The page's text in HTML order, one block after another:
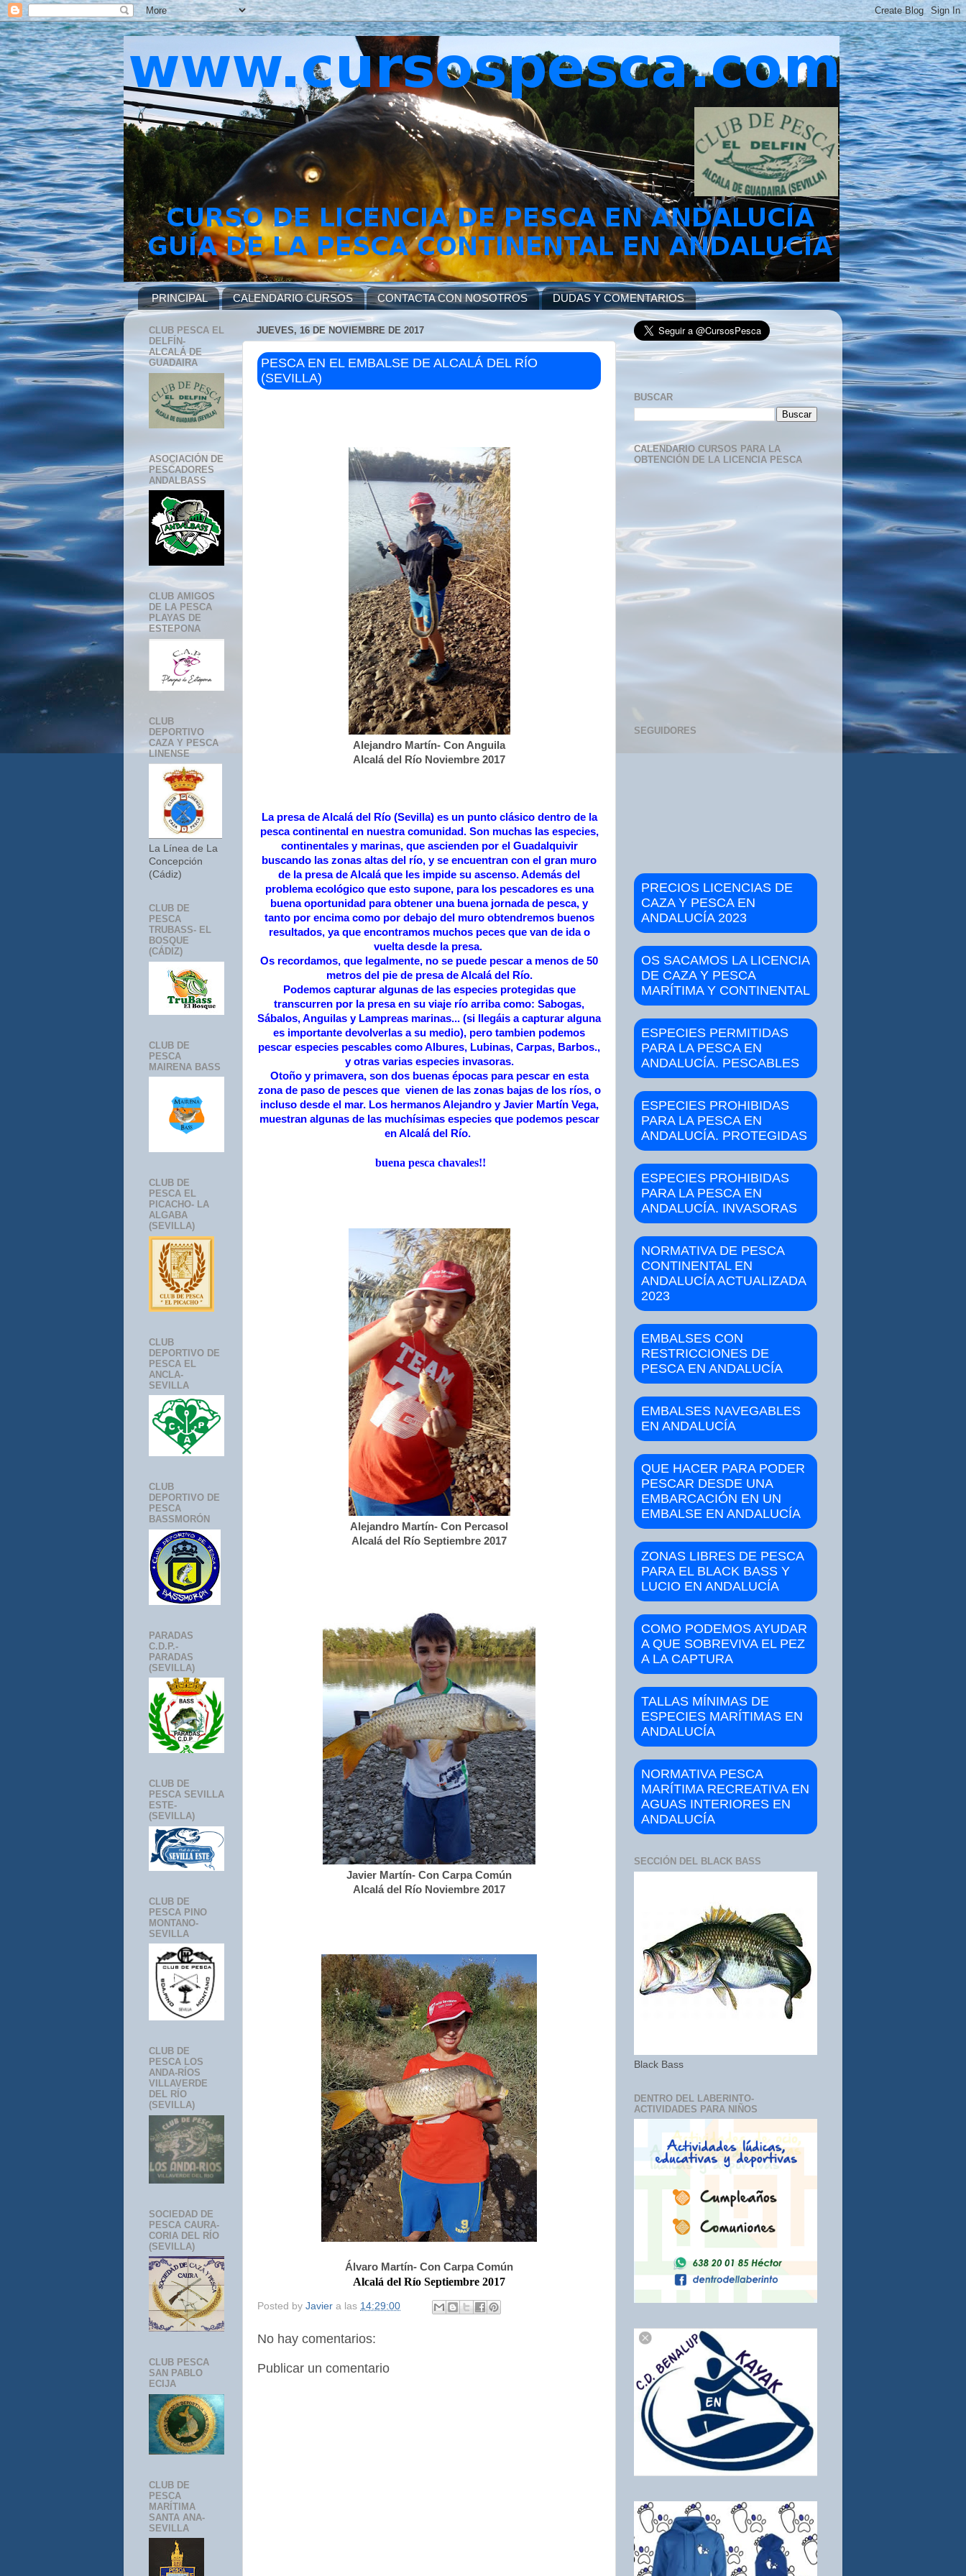
PRINCIPAL CALENDARIO CURSOS CONTACTA CON NOSOTROS DUDAS Y COMENTARIOS
JUEVES, 16 DE NOVIEMBRE DE 2017
PESCA EN EL EMBALSE DE ALCALÁ DEL RÍO
(SEVILLA)
Alejandro Martín- Con Anguila
Alcalá del Río Noviembre 2017
La presa de Alcalá del Río (Sevilla) es un punto clásico dentro de la
pesca continental en nuestra comunidad. Son muchas las especies,
continentales y marinas, que ascienden por el Guadalquivir
buscando las zonas altas del río, y se encuentran con el gran muro
de la presa de Alcalá que les impide su ascenso. Además del
problema ecológico que esto supone, para los pescadores es una
buena oportunidad para obtener una buena jornada de pesca, y
tanto por encima como por debajo del muro obtendremos buenos
resultados, ya que encontramos muchos peces que van de ida o
vuelta desde la presa.
Os recordamos, que legalmente, no se puede pescar a menos de 50
metros del pie de presa de Alcalá del Río.
Podemos capturar algunas de las especies protegidas que
transcurren por la presa en su viaje río arriba como: Sabogas,
Sábalos, Anguilas y Lampreas marinas... (si llegáis a capturar alguna
es importante devolverlas a su medio), pero tambien podemos
pescar especies pescables como Albures, Lubinas, Carpas, Barbos.,
y otras varias especies invasoras.
Otoño y primavera, son dos buenas épocas para pescar en esta
zona de paso de pesces que vienen de las zonas bajas de los ríos, o
incluso desde el mar. Los hermanos Alejandro y Javier Martín Vega,
muestran algunas de las muchísimas especies que podemos pescar
en Alcalá del Río.
buena pesca chavales!!
Alejandro Martín- Con Percasol
Alcalá del Río Septiembre 2017
Javier Martín- Con Carpa Común
Alcalá del Río Noviembre 2017
Álvaro Martín- Con Carpa Común
Alcalá del Río Septiembre 2017
Posted by Javier a las 14:29:00
No hay comentarios:
Publicar un comentario
CLUB PESCA EL
DELFÍN-
ALCALÁ DE
GUADAIRA
ASOCIACIÓN DE
PESCADORES
ANDALBASS
CLUB AMIGOS
DE LA PESCA
PLAYAS DE
ESTEPONA
CLUB
DEPORTIVO
CAZA Y PESCA
LINENSE
La Línea de La
Concepción
(Cádiz)
CLUB DE
PESCA
TRUBASS- EL
BOSQUE
(CÁDIZ)
CLUB DE
PESCA
MAIRENA BASS
CLUB DE
PESCA EL
PICACHO- LA
ALGABA
(SEVILLA)
CLUB
DEPORTIVO DE
PESCA EL
ANCLA-
SEVILLA
CLUB
DEPORTIVO DE
PESCA
BASSMORÓN
PARADAS
C.D.P.-
PARADAS
(SEVILLA)
CLUB DE
PESCA SEVILLA
ESTE-
(SEVILLA)
CLUB DE
PESCA PINO
MONTANO-
SEVILLA
CLUB DE
PESCA LOS
ANDA-RÍOS
VILLAVERDE
DEL RÍO
(SEVILLA)
SOCIEDAD DE
PESCA CAURA-
CORIA DEL RÍO
(SEVILLA)
CLUB PESCA
SAN PABLO
ECIJA
CLUB DE
PESCA
MARÍTIMA
SANTA ANA-
SEVILLA
BUSCAR
CALENDARIO CURSOS PARA LA
OBTENCIÓN DE LA LICENCIA PESCA
SEGUIDORES
PRECIOS LICENCIAS DE
CAZA Y PESCA EN
ANDALUCÍA 2023
OS SACAMOS LA LICENCIA
DE CAZA Y PESCA
MARÍTIMA Y CONTINENTAL
ESPECIES PERMITIDAS
PARA LA PESCA EN
ANDALUCÍA. PESCABLES
ESPECIES PROHIBIDAS
PARA LA PESCA EN
ANDALUCÍA. PROTEGIDAS
ESPECIES PROHIBIDAS
PARA LA PESCA EN
ANDALUCÍA. INVASORAS
NORMATIVA DE PESCA
CONTINENTAL EN
ANDALUCÍA ACTUALIZADA
2023
EMBALSES CON
RESTRICCIONES DE
PESCA EN ANDALUCÍA
EMBALSES NAVEGABLES
EN ANDALUCÍA
QUE HACER PARA PODER
PESCAR DESDE UNA
EMBARCACIÓN EN UN
EMBALSE EN ANDALUCÍA
ZONAS LIBRES DE PESCA
PARA EL BLACK BASS Y
LUCIO EN ANDALUCÍA
COMO PODEMOS AYUDAR
A QUE SOBREVIVA EL PEZ
A LA CAPTURA
TALLAS MÍNIMAS DE
ESPECIES MARÍTIMAS EN
ANDALUCÍA
NORMATIVA PESCA
MARÍTIMA RECREATIVA EN
AGUAS INTERIORES EN
ANDALUCÍA
SECCIÓN DEL BLACK BASS
Black Bass
DENTRO DEL LABERINTO-
ACTIVIDADES PARA NIÑOS